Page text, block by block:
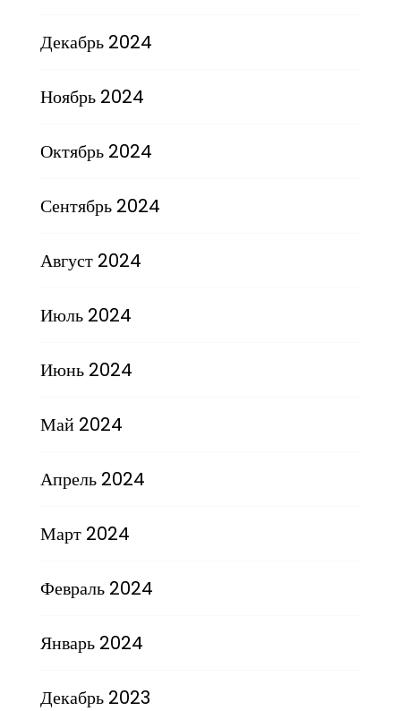
Декабрь 2024
Ноябрь 2024
Октябрь 2024
Сентябрь 2024
Август 2024
Июль 2024
Июнь 2024
Май 2024
Апрель 2024
Март 2024
Февраль 2024
Январь 2024
Декабрь 2023